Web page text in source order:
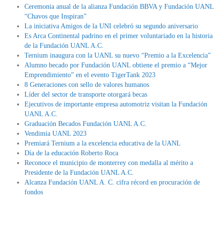
Ceremonia anual de la alianza Fundación BBVA y Fundación UANL
“Chavos que Inspiran”
La iniciativa Amigos de la UNI celebró su segundo aniversario
Es Arca Continental padrino en el primer voluntariado en la historia
de la Fundación UANL A.C.
Ternium inaugura con la UANL su nuevo “Premio a la Excelencia”
Alumno becado por Fundación UANL obtiene el premio a “Mejor
Emprendimiento” en el evento TigerTank 2023
8 Generaciones con sello de valores humanos
Líder del sector de transporte otorgará becas
Ejecutivos de importante empresa automotriz visitan la Fundación
UANL A.C.
Graduación Becados Fundación UANL A.C.
Vendimia UANL 2023
Premiará Ternium a la excelencia educativa de la UANL
Día de la educación Roberto Roca
Reconoce el municipio de monterrey con medalla al mérito a
Presidente de la Fundación UANL A.C.
Alcanza Fundación UANL A. C. cifra récord en procuración de
fondos